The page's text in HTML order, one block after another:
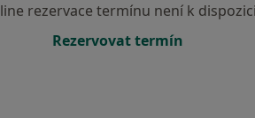
rezervace termínu není k dispozici
Rezervovat termín